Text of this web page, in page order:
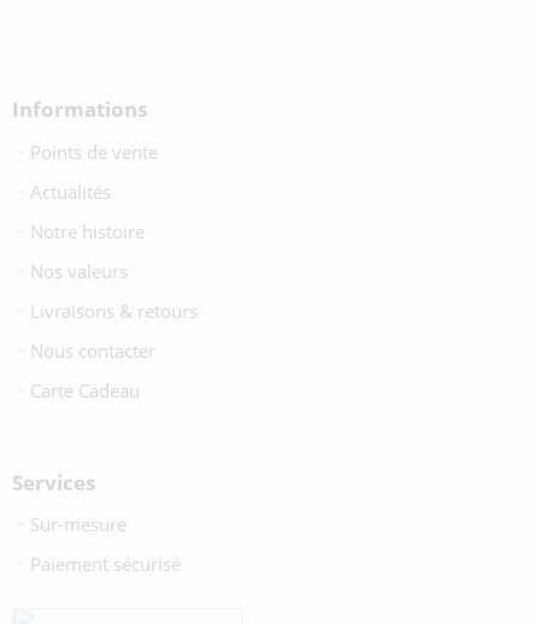
Informations
Points de vente
Actualités
Notre histoire
Nos valeurs
Livraisons & retours
Nous contacter
Carte Cadeau
Services
Sur-mesure
Paiement sécurisé